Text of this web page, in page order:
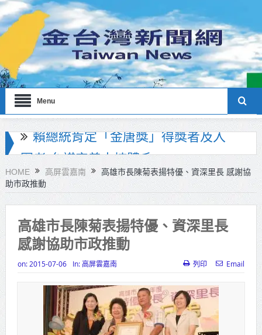
Menu
海巡署南部分署主官大換血 蔡順元
勉提升巡防戰力
北市鮮奶週報再升級！8月31日補助
擴大至國中生
雙北合作里程碑！萬大線動態測試
侯友宜蔣萬安攜手視察
北形象館亮相
打鐵厝北側產業園區產業設施公共
HOME 高屏雲嘉南
高雄市長陳菊表揚特優、資深里長 感謝協
助市政推動
高雄市長陳菊表揚特優、資深里長
感謝協助市政推動
on: 2015-07-06 In:高屏雲嘉南 列印 Email